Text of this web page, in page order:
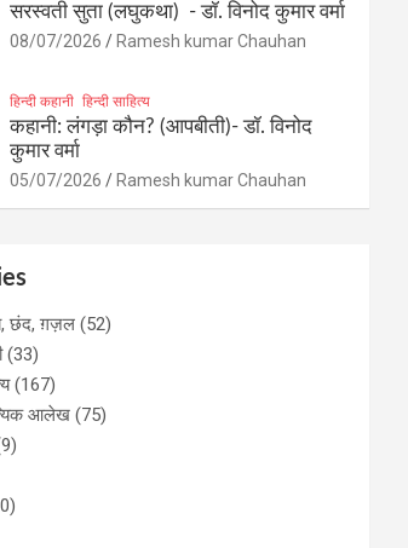
सरस्वती सुता (लघुकथा) ​- डॉ. विनोद कुमार वर्मा
08/07/2026 Ramesh kumar Chauhan
हिन्दी कहानी हिन्दी साहित्य
कहानी: लंगड़ा कौन? (आपबीती)​- डॉ. विनोद
कुमार वर्मा
05/07/2026 Ramesh kumar Chauhan
छंद, ग़ज़ल (52)
(33)
(167)
आलेख (75)